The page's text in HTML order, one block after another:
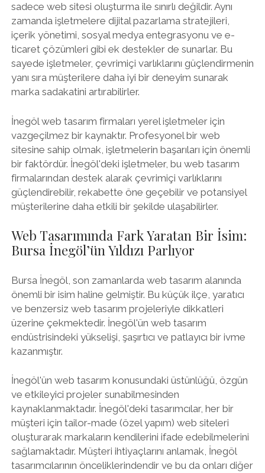
sadece web sitesi oluşturma ile sınırlı değildir. Aynı
zamanda işletmelere dijital pazarlama stratejileri,
içerik yönetimi, sosyal medya entegrasyonu ve e-
ticaret çözümleri gibi ek destekler de sunarlar. Bu
sayede işletmeler, çevrimiçi varlıklarını güçlendirmenin
yanı sıra müşterilere daha iyi bir deneyim sunarak
marka sadakatini artırabilirler.
İnegöl web tasarım firmaları yerel işletmeler için
vazgeçilmez bir kaynaktır. Profesyonel bir web
sitesine sahip olmak, işletmelerin başarıları için önemli
bir faktördür. İnegöl'deki işletmeler, bu web tasarım
firmalarından destek alarak çevrimiçi varlıklarını
güçlendirebilir, rekabette öne geçebilir ve potansiyel
müşterilerine daha etkili bir şekilde ulaşabilirler.
Web Tasarımında Fark Yaratan Bir İsim:
Bursa İnegöl’ün Yıldızı Parlıyor
Bursa İnegöl, son zamanlarda web tasarım alanında
önemli bir isim haline gelmiştir. Bu küçük ilçe, yaratıcı
ve benzersiz web tasarım projeleriyle dikkatleri
üzerine çekmektedir. İnegöl'ün web tasarım
endüstrisindeki yükselişi, şaşırtıcı ve patlayıcı bir ivme
kazanmıştır.
İnegöl'ün web tasarım konusundaki üstünlüğü, özgün
ve etkileyici projeler sunabilmesinden
kaynaklanmaktadır. İnegöl'deki tasarımcılar, her bir
müşteri için tailor-made (özel yapım) web siteleri
oluşturarak markaların kendilerini ifade edebilmelerini
sağlamaktadır. Müşteri ihtiyaçlarını anlamak, İnegöl
tasarımcılarının önceliklerindendir ve bu da onları diğer